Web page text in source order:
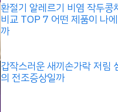
환절기 알레르기 비염 작두콩
비교 TOP 7 어떤 제품이 나
까
갑작스러운 새끼손가락 저림
의 전조증상일까